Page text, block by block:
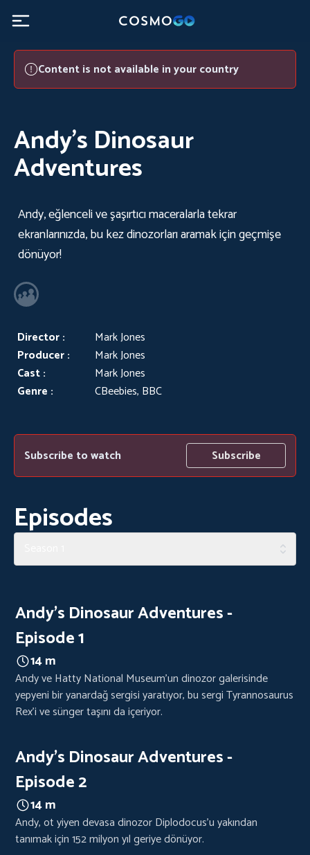
Content is not available in your country
Subscribe to watch Subscribe
Episodes
Andy's Dinosaur Adventures -
Episode 1
14 m
Andy ve Hatty National Museum'un dinozor galerisinde
yepyeni bir yanardağ sergisi yaratıyor, bu sergi Tyrannosaurus
Rex'i ve sünger taşını da içeriyor.
Andy's Dinosaur Adventures -
Episode 2
14 m
Andy, ot yiyen devasa dinozor Diplodocus'u yakından
tanımak için 152 milyon yıl geriye dönüyor.
Andy's Dinosaur
Adventures
Andy, eğlenceli ve şaşırtıcı maceralarla tekrar
ekranlarınızda, bu kez dinozorları aramak için geçmişe
dönüyor!
Director :
Mark Jones
Producer :
Mark Jones
Cast :
Mark Jones
Genre :
CBeebies, BBC